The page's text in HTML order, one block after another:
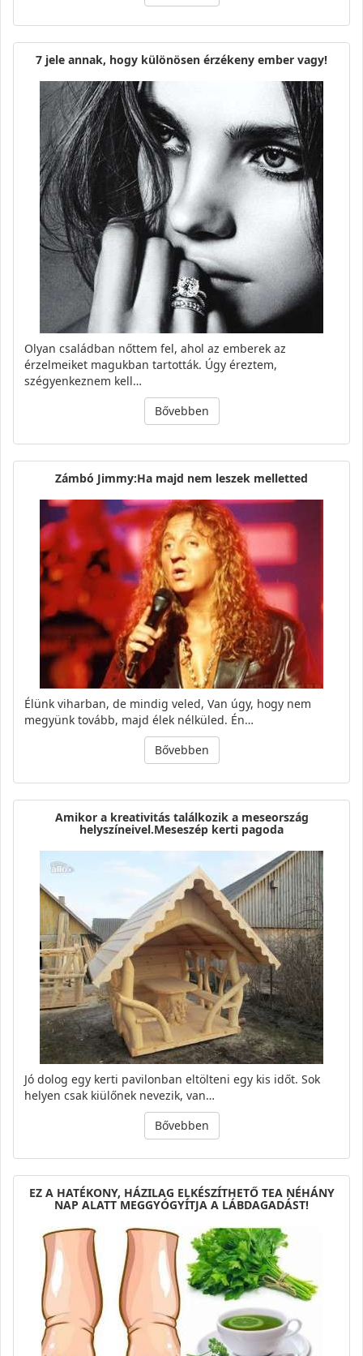
7 jele annak, hogy különösen érzékeny ember vagy!
Olyan családban nőttem fel, ahol az emberek az
érzelmeiket magukban tartották. Úgy éreztem,
szégyenkeznem kell…
Bővebben
Zámbó Jimmy:Ha majd nem leszek melletted
Élünk viharban, de mindig veled, Van úgy, hogy nem
megyünk tovább, majd élek nélküled. Én…
Bővebben
Amikor a kreativitás találkozik a meseország
helyszíneivel.Meseszép kerti pagoda
Jó dolog egy kerti pavilonban eltölteni egy kis időt. Sok
helyen csak kiülőnek nevezik, van…
Bővebben
EZ A HATÉKONY, HÁZILAG ELKÉSZÍTHETŐ TEA NÉHÁNY
NAP ALATT MEGGYÓGYÍTJA A LÁBDAGADÁST!